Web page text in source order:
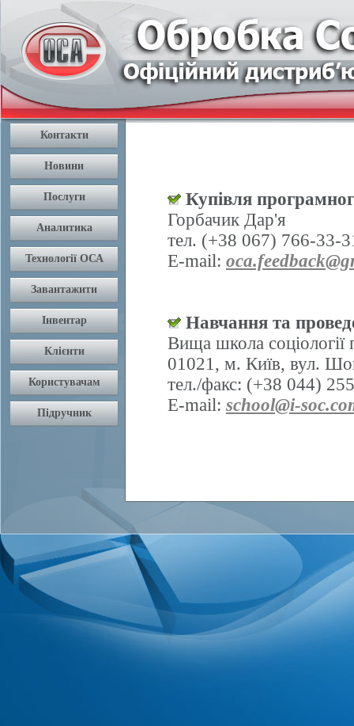
Купівля
Горбачик Дар'я
тел. (+38 067) 766-33-
E-mail:
Навчання та
Вища школа соціології
01021, м. Київ, вул.
тел./факс: (+38 044)
E-mail: school@i-